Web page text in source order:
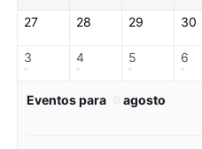
27 28 29 30
3 4 5 6
Eventos para agosto